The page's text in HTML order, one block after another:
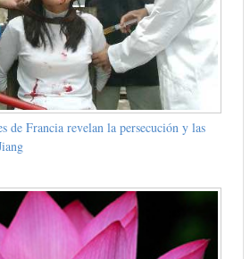
de Francia revelan la persecución y las